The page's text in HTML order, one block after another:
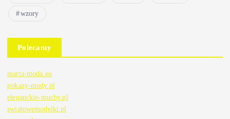
wzory
Polecamy
marta-moda.eu
pokazy-mody.pl
eleganckie-muchy.pl
swiatowemodelki.pl